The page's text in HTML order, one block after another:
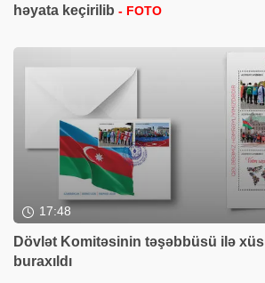
həyata keçirilib - FOTO
17:48
Dövlət Komitəsinin təşəbbüsü ilə
buraxıldı